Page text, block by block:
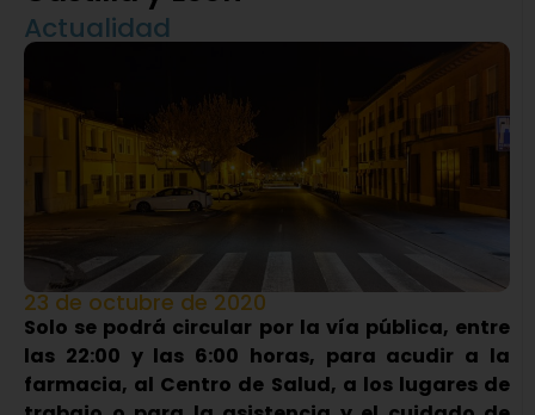
Actualidad
23 de octubre de 2020
Solo se podrá circular por la vía pública, entre
las 22:00 y las 6:00 horas, para acudir a la
farmacia, al Centro de Salud, a los lugares de